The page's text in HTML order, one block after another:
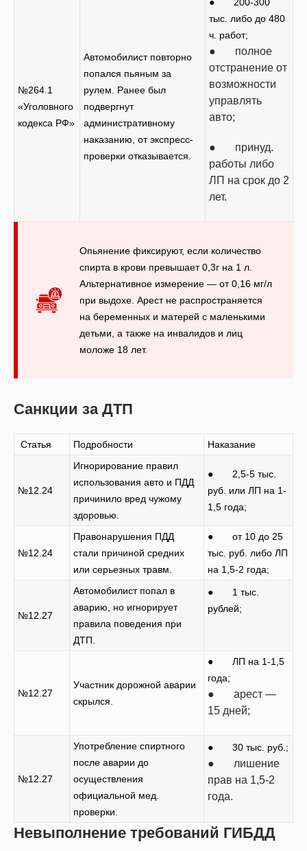
№264.1
«Уголовного
кодекса РФ»
Автомобилист повторно
попался пьяным за
рулем. Ранее был
подвергнут
административному
наказанию, от экспресс-
проверки отказывается.
тыс. либо до 480
ч. работ;
● полное
отстранение от
возможности
управлять
авто;
● принуд.
работы либо
ЛП на срок до 2
лет.
Опьянение фиксируют, если количество
спирта в крови превышает 0,3г на 1 л.
Альтернативное измерение — от 0,16 мг/л
при выдохе. Арест не распространяется
на беременных и матерей с маленькими
детьми, а также на инвалидов и лиц
моложе 18 лет.
Санкции за ДТП
Статья Подробности Наказание
№12.24
Игнорирование правил
использования авто и ПДД
причинило вред чужому
здоровью.
● 2,5-5 тыс.
руб. или ЛП на 1-
1,5 года;
№12.24
Правонарушения ПДД
стали причиной средних
или серьезных травм.
● от 10 до 25
тыс. руб. либо ЛП
на 1,5-2 года;
№12.27
Автомобилист попал в
аварию, но игнорирует
правила поведения при
ДТП.
● 1 тыс.
рублей;
№12.27
Участник дорожной аварии
скрылся.
● ЛП на 1-1,5
года;
● арест —
15 дней;
№12.27
Употребление спиртного
после аварии до
осуществления
официальной мед.
проверки.
● 30 тыс. руб.;
● лишение
прав на 1,5-2
года.
Невыполнение требований ГИБДД